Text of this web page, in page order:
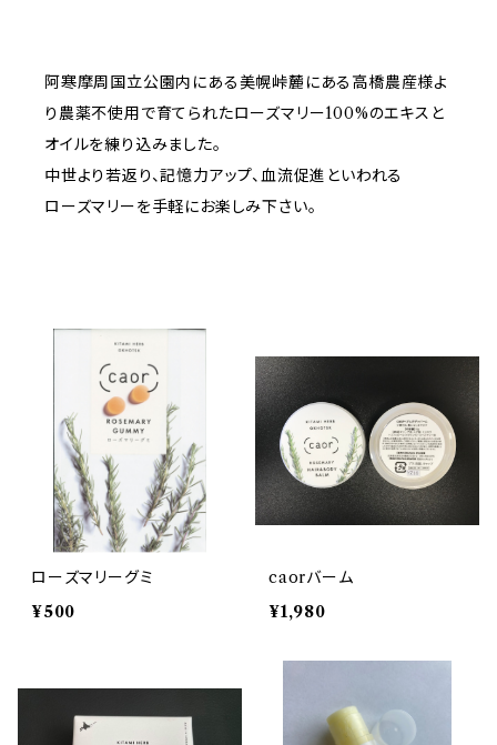
阿寒摩周国立公園内にある美幌峠麓にある高橋農産様よ
り農薬不使用で育てられたローズマリー100%のエキスと
オイルを練り込みました。
中世より若返り、記憶力アップ、血流促進といわれる
ローズマリーを手軽にお楽しみ下さい。
ローズマリーグミ
¥500
caorバーム
¥1,980